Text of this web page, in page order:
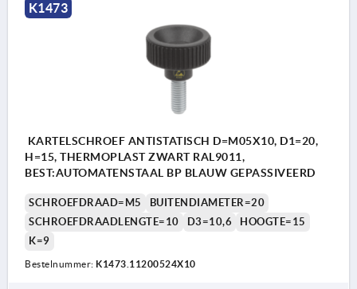
K1473
KARTELSCHROEF ANTISTATISCH D=M05X10, D1=20,
H=15, THERMOPLAST ZWART RAL9011,
BEST:AUTOMATENSTAAL BP BLAUW GEPASSIVEERD
SCHROEFDRAAD=M5
BUITENDIAMETER=20
SCHROEFDRAADLENGTE=10
D3=10,6
HOOGTE=15
K=9
Bestelnummer: K1473.11200524X10